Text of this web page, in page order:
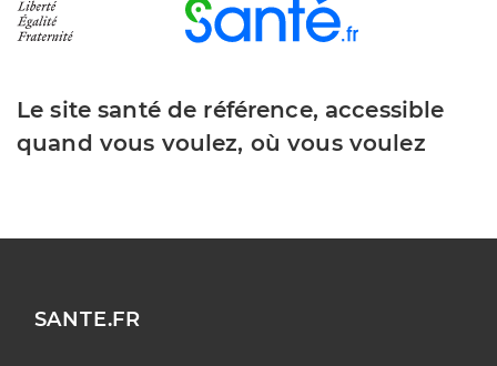
Le site santé de référence, accessible
quand vous voulez, où vous voulez
SANTE.FR